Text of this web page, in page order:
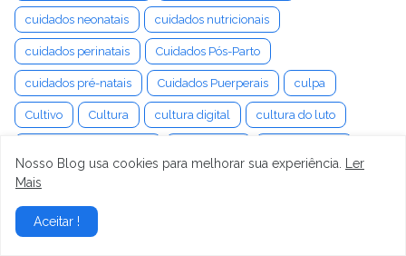
cuidados neonatais cuidados nutricionais
cuidados perinatais Cuidados Pós-Parto
cuidados pré-natais Cuidados Puerperais culpa
Cultivo Cultura cultura digital cultura do luto
cura da labirintite
curadoria de produtos
Nosso Blog usa cookies para melhorar sua experiência.
Ler
Mais
Aceitar !